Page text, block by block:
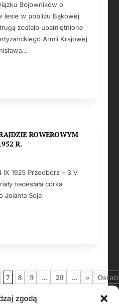
zgodą
Bojowników o
lesie w pobliżu Bąkowej
zostało upamiętnione
Armii Krajowej
ROWEROWYM
R.
IX 1925 Przedbórz – 3 V
nadesłała córka
Jolanta Soja
7 8 9 ... 20 ... »